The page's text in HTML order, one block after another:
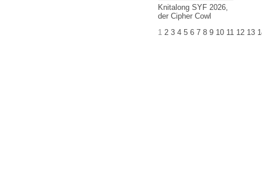
Knitalong SYF 2026,
der Cipher Cowl
1 2 3 4 5 6 7 8 9 10 11 12 13